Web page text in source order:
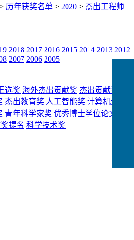
> 历年获奖名单 > 2020 > 杰出工程师
2018 2017 2016 2015 2014 2013 2012
2007 2006 2005
选奖 海外杰出贡献奖 杰出贡献奖
杰出教育奖 人工智能奖 计算机企业
青年科学家奖 优秀博士学位论文奖
提名 科学技术奖